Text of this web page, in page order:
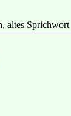
altes Sprichwort